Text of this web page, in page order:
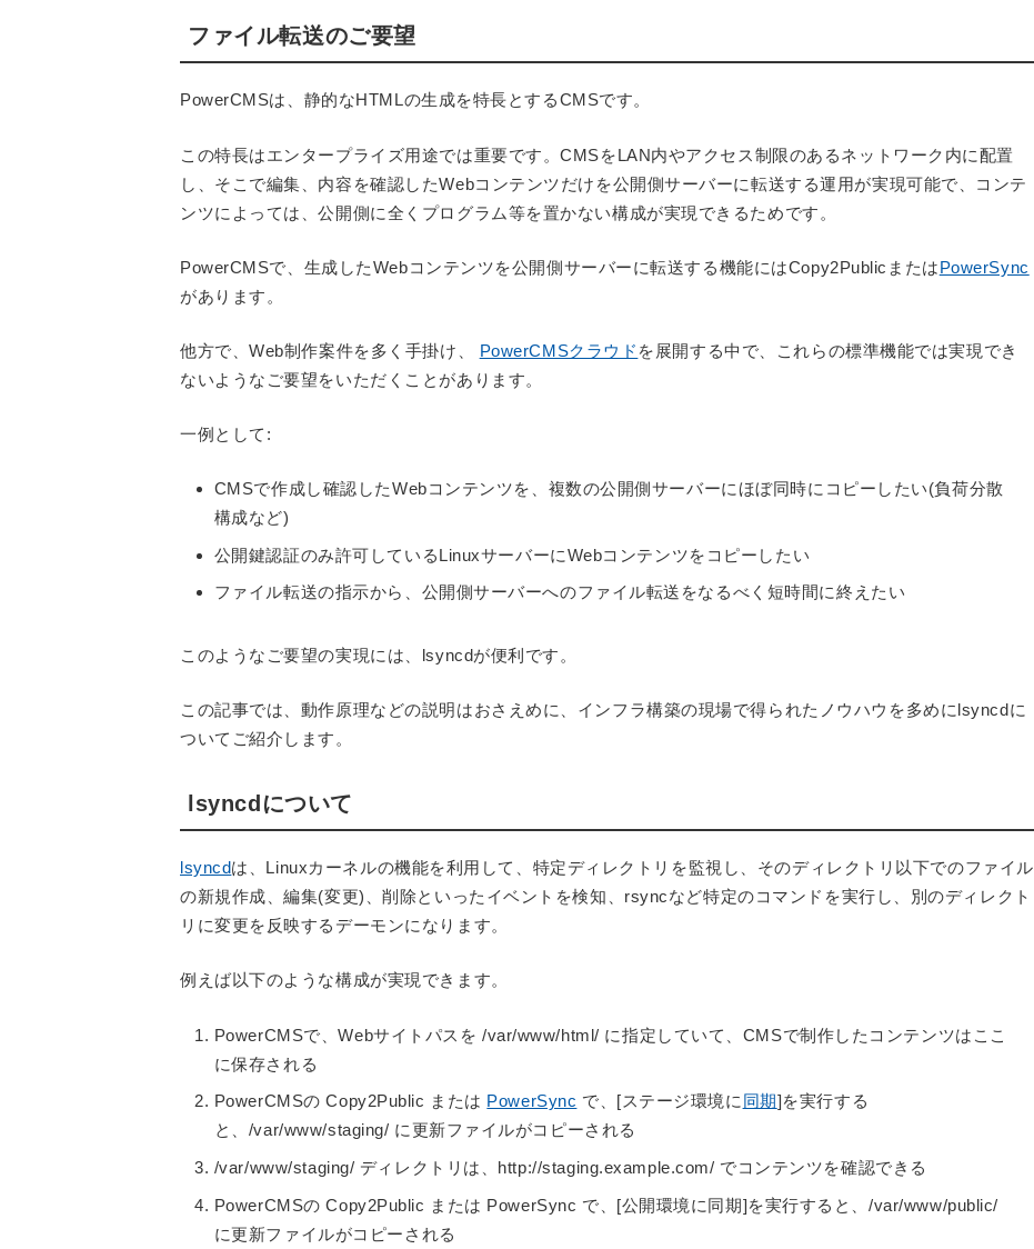
ファイル転送のご要望
PowerCMSは、静的なHTMLの生成を特長とするCMSです。
この特長はエンタープライズ用途では重要です。CMSをLAN内やアクセス制限のあるネットワーク内に配置
し、そこで編集、内容を確認したWebコンテンツだけを公開側サーバーに転送する運用が実現可能で、コンテ
ンツによっては、公開側に全くプログラム等を置かない構成が実現できるためです。
PowerCMSで、生成したWebコンテンツを公開側サーバーに転送する機能にはCopy2PublicまたはPowerSync
があります。
他方で、Web制作案件を多く手掛け、 PowerCMSクラウド を展開する中で、これらの標準機能では実現でき
ないようなご要望をいただくことがあります。
一例として:
CMSで作成し確認したWebコンテンツを、複数の公開側サーバーにほぼ同時にコピーしたい(負荷分散
構成など)
公開鍵認証のみ許可しているLinuxサーバーにWebコンテンツをコピーしたい
ファイル転送の指示から、公開側サーバーへのファイル転送をなるべく短時間に終えたい
このようなご要望の実現には、lsyncdが便利です。
この記事では、動作原理などの説明はおさえめに、インフラ構築の現場で得られたノウハウを多めにlsyncdに
ついてご紹介します。
lsyncdについて
lsyncdは、Linuxカーネルの機能を利用して、特定ディレクトリを監視し、そのディレクトリ以下でのファイル
の新規作成、編集(変更)、削除といったイベントを検知、rsyncなど特定のコマンドを実行し、別のディレクト
リに変更を反映するデーモンになります。
例えば以下のような構成が実現できます。
PowerCMSで、Webサイトパスを /var/www/html/ に指定していて、CMSで制作したコンテンツはここ
に保存される
PowerCMSの Copy2Public または PowerSync で、[ステージ環境に 同期]を実行する
と、/var/www/staging/ に更新ファイルがコピーされる
/var/www/staging/ ディレクトリは、http://staging.example.com/ でコンテンツを確認できる
PowerCMSの Copy2Public または PowerSync で、[公開環境に同期]を実行すると、/var/www/public/
に更新ファイルがコピーされる